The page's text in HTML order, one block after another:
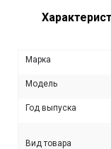
Марка
Модель
Год выпуска
Вид товара